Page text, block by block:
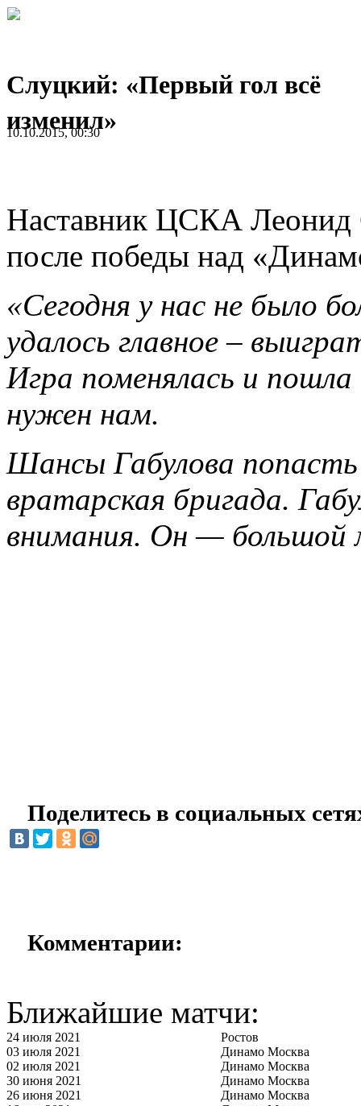
Слуцкий: «Первый гол всё
изменил»
10.10.2015, 00:30
Наставник ЦСКА Леонид
после победы над
«Сегодня у нас не было
удалось главное –
Игра поменялась и
нужен нам.
Шансы Габулова
вратарская бригада.
внимания. Он — большой
Поделитесь в социальных
Комментарии:
Ближайшие матчи:
24 июля 2021
Ростов
03 июля 2021
Динамо Москва
02 июля 2021
Динамо Москва
30 июня 2021
Динамо Москва
26 июня 2021
Динамо Москва